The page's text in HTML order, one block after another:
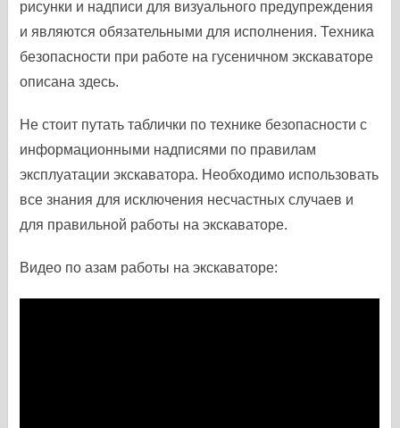
рисунки и надписи для визуального предупреждения
и являются обязательными для исполнения. Техника
безопасности при работе на гусеничном экскаваторе
описана здесь.
Не стоит путать таблички по технике безопасности с
информационными надписями по правилам
эксплуатации экскаватора. Необходимо использовать
все знания для исключения несчастных случаев и
для правильной работы на экскаваторе.
Видео по азам работы на экскаваторе: